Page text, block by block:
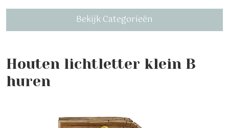
Bekijk Categorieën
Houten lichtletter klein B
huren